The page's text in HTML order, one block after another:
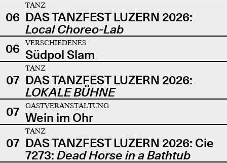
06
TANZ
DAS TANZFEST LUZERN 2026:
Local Choreo-Lab
06
VERSCHIEDENES
Südpol Slam
07
TANZ
DAS TANZFEST LUZERN 2026:
LOKALE BÜHNE
07
GASTVERANSTALTUNG
Wein im Ohr
07
TANZ
DAS TANZFEST LUZERN 2026: Cie
7273: Dead Horse in a Bathtub